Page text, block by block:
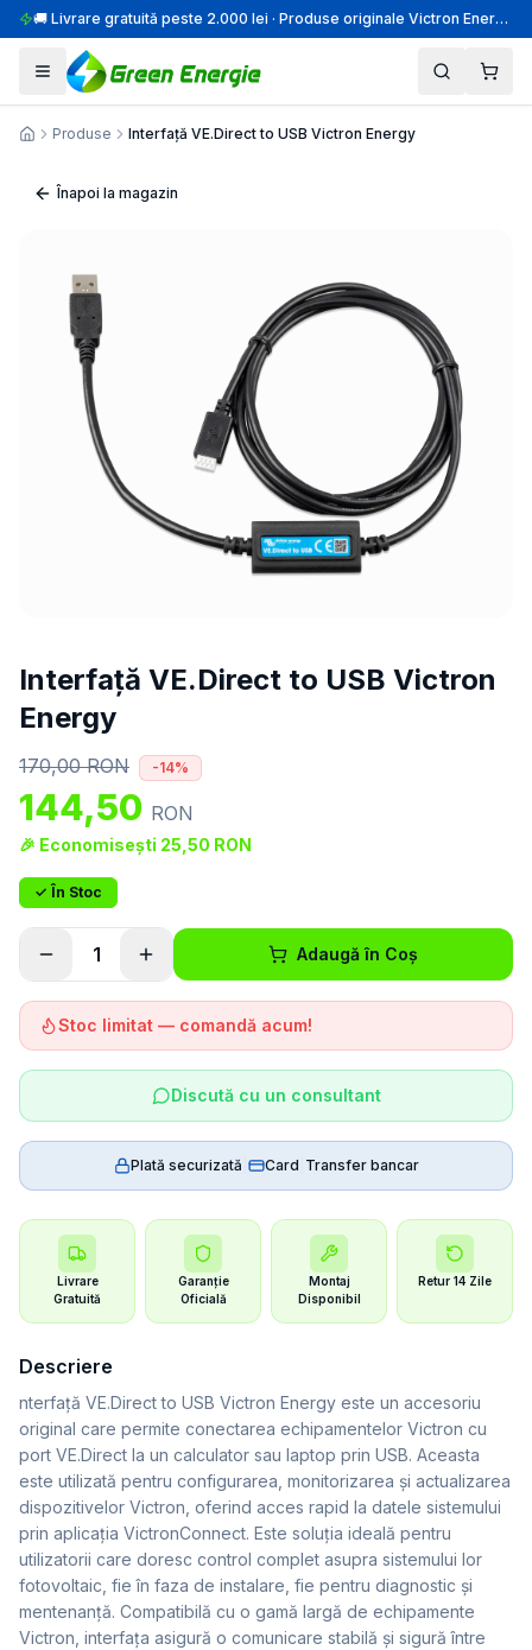
🚚 Livrare gratuită peste 2.000 lei · Produse originale Victron Energy · Montaj profesional
AcasăProduse Interfață VE.Direct to USB Victron Energy
Înapoi la magazin
Interfață VE.Direct to USB Victron
Energy
170,00RON -14%
144,50 RON
🎉 Economisești 25,50 RON
✓ În Stoc
1 Adaugă în Coș
Stoc limitat — comandă acum!
Discută cu un consultant
Plată securizată Card Transfer bancar
Livrare
Gratuită
Garanție
Oficială
Montaj
Disponibil
Retur 14 Zile
Descriere
nterfață VE.Direct to USB Victron Energy este un accesoriu
original care permite conectarea echipamentelor Victron cu
port VE.Direct la un calculator sau laptop prin USB. Aceasta
este utilizată pentru configurarea, monitorizarea și actualizarea
dispozitivelor Victron, oferind acces rapid la datele sistemului
prin aplicația VictronConnect. Este soluția ideală pentru
utilizatorii care doresc control complet asupra sistemului lor
fotovoltaic, fie în faza de instalare, fie pentru diagnostic și
mentenanță. Compatibilă cu o gamă largă de echipamente
Victron, interfața asigură o comunicare stabilă și sigură între